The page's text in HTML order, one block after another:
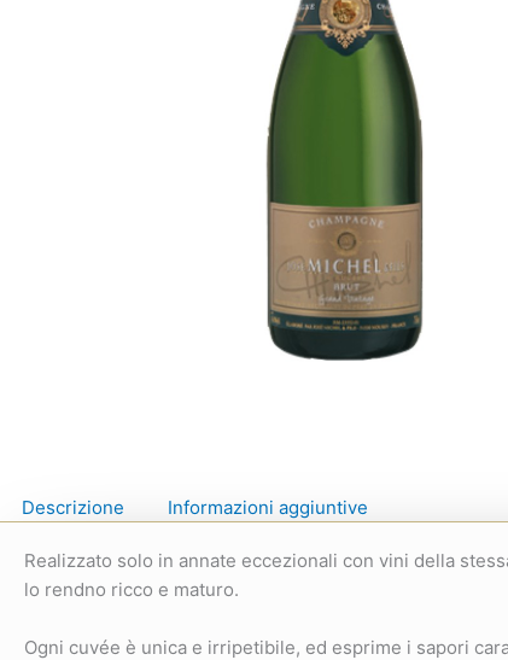
Descrizione Informazioni aggiuntive
Realizzato solo in annate eccezionali con vini della
lo rendno ricco e maturo.
Ogni cuvée è unica e irripetibile, ed esprime i sapori